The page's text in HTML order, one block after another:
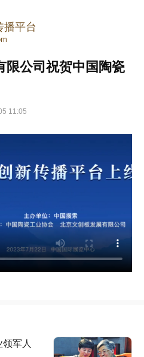
播平台
限公司祝贺中国陶瓷
11:05
军人